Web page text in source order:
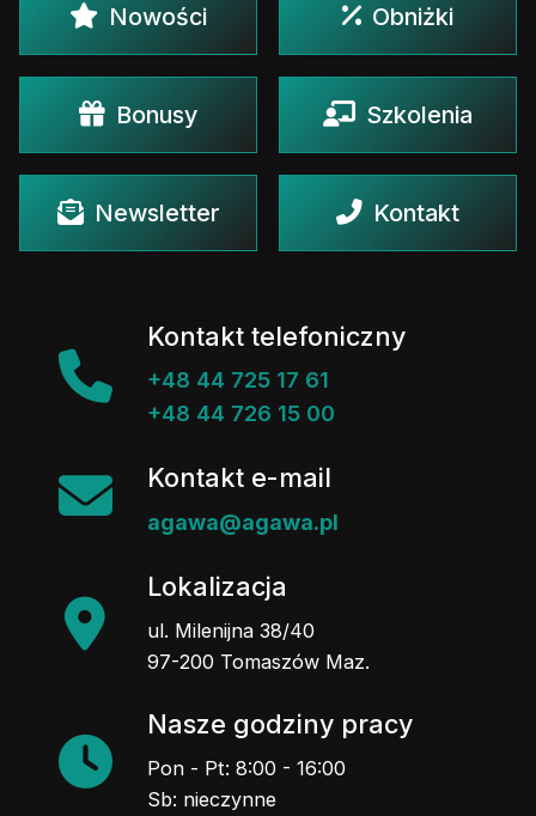
Nowości Obniżki
Bonusy Szkolenia
Newsletter Kontakt
Kontakt telefoniczny
+48 44 725 17 61
+48 44 726 15 00
Kontakt e-mail
agawa@agawa.pl
Lokalizacja
ul. Milenijna 38/40
97-200 Tomaszów Maz.
Nasze godziny pracy
Pon - Pt: 8:00 - 16:00
Sb: nieczynne